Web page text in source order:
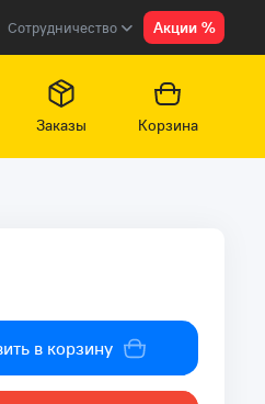
Сотрудничество Акции %
Заказы Корзина
в корзину